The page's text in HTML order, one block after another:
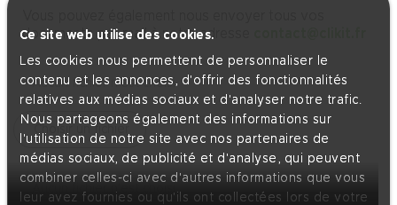
Ce site web utilise des cookies.
Les cookies nous permettent de personnaliser le
contenu et les annonces, d'offrir des fonctionnalités
relatives aux médias sociaux et d'analyser notre trafic.
Nous partageons également des informations sur
l'utilisation de notre site avec nos partenaires de
médias sociaux, de publicité et d'analyse, qui peuvent
combiner celles-ci avec d'autres informations que vous
leur avez fournies ou qu'ils ont collectées lors de votre
documents par mail à notre adresse